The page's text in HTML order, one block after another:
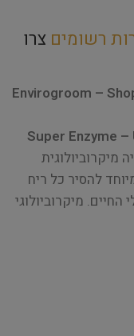
רשומים צרו
Envirogroom –
Super Enzyme
מיקרוביולוגית
להסיר כל ריח
מיקרוביולוגי